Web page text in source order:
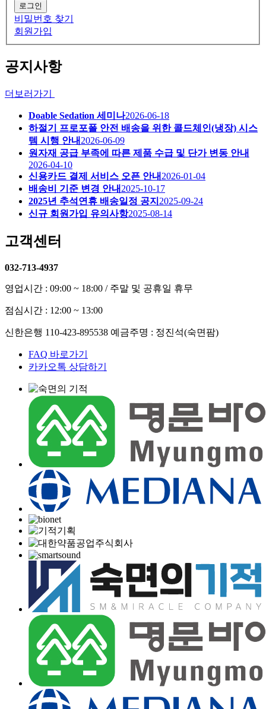
로그인
비밀번호 찾기
회원가입
공지사항
더보러가기
Doable Sedation 세미나2026-06-18
하절기 프로포폴 안전 배송을 위한 콜드체인(냉장) 시스
템 시행 안내 2026-06-09
원자재 공급 부족에 따른 제품 수급 및 단가 변동 안내
2026-04-10
신용카드 결제 서비스 오픈 안내 2026-01-04
배송비 기준 변경 안내 2025-10-17
2025년 추석연휴 배송일정 공지 2025-09-24
신규 회원가입 유의사항2025-08-14
고객센터
032-713-4937
영업시간 : 09:00 ~ 18:00 / 주말 및 공휴일 휴무
점심시간 : 12:00 ~ 13:00
신한은행 110-423-895538 예금주명 : 정진석(숙면팜)
FAQ 바로가기
카카오톡 상담하기